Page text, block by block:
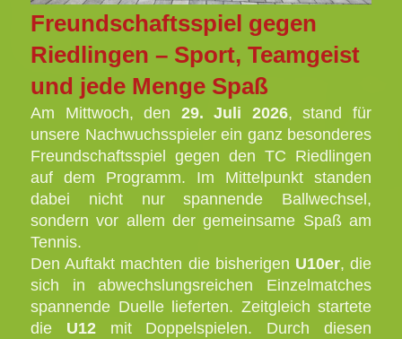
Freundschaftsspiel gegen
Riedlingen – Sport, Teamgeist
und jede Menge Spaß
Am Mittwoch, den 29. Juli 2026, stand für
unsere Nachwuchsspieler ein ganz besonderes
Freundschaftsspiel gegen den TC Riedlingen
auf dem Programm. Im Mittelpunkt standen
dabei nicht nur spannende Ballwechsel,
sondern vor allem der gemeinsame Spaß am
Tennis.
Den Auftakt machten die bisherigen U10er, die
sich in abwechslungsreichen Einzelmatches
spannende Duelle lieferten. Zeitgleich startete
die U12mit Doppelspielen. Durch diesen